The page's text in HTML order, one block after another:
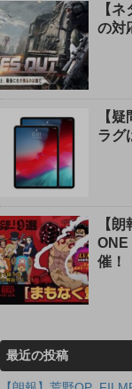
【
の対
【
ラグ
【
ONE
催！
最近の投稿